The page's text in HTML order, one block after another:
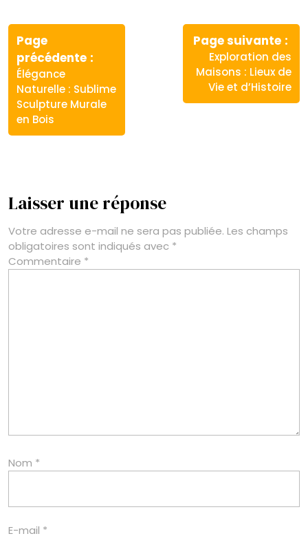
Navigation
de
l’article
Page
précédente
:
Élégance
Naturelle : Sublime
Sculpture Murale
en Bois
Page suivante
Article
suivant
:
Exploration des
Maisons : Lieux de
Vie et d’Histoire
Laisser une réponse
Votre adresse e-mail ne sera pas publiée. Les champs
obligatoires sont indiqués avec *
Commentaire *
Nom *
E-mail *